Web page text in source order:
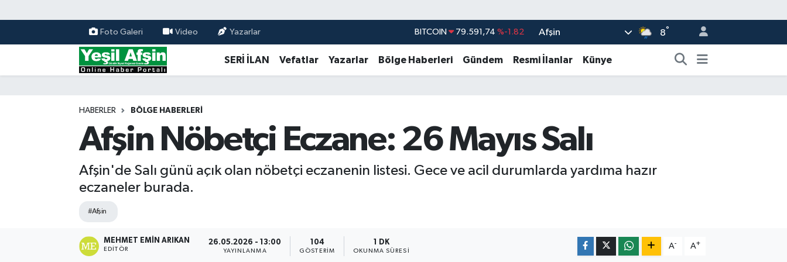
Foto Galeri Video Yazarlar BITCOIN 79.591,74 %-1.82
EURO 53,38690 %0.19
BİST100 14.598,00 %0
Afşin 8°
SERİ İLAN Vefatlar Yazarlar Bölge Haberleri Gündem Resmi İlanlar Künye
HABERLER BÖLGE HABERLERI
Afşin Nöbetçi Eczane: 26 Mayıs Salı
Afşin'de Salı günü açık olan nöbetçi eczanenin listesi. Gece ve acil durumlarda yardıma hazır
eczaneler burada.
#Afşin
MEHMET EMIN ARIKAN
EDITÖR
26.05.2026 - 13:00
YAYINLANMA
104
GÖSTERIM
1 DK
OKUNMA SÜRESI
A- A+
Vefatlar
Kahramanmaraş Nöbetçi Eczaneler
Kahramanmaraş Hava Durumu
Kahramanmaraş Namaz Vakitleri
Kahramanmaraş Trafik Yoğunluk Haritası
Süper Lig Puan Durumu ve Fikstür
Tüm Manşetler
Haber Arşivi